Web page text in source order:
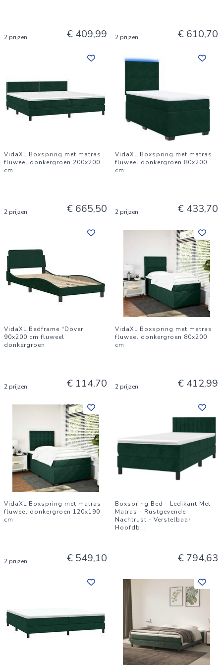
2 prijzen € 409,99 2 prijzen € 610,70
VidaXL Boxspring met matras
fluweel donkergroen 200x200
cm
2 prijzen € 665,50
VidaXL Boxspring met matras
fluweel donkergroen 80x200
cm
2 prijzen € 433,70
VidaXL Bedframe "Dover"
90x200 cm fluweel
donkergroen
2 prijzen € 114,70
VidaXL Boxspring met matras
fluweel donkergroen 80x200
cm
2 prijzen € 412,99
VidaXL Boxspring met matras
fluweel donkergroen 120x190
cm
2 prijzen € 549,10
Boxspring Bed - Ledikant Met
Matras - Rustgevende
Nachtrust - Verstelbaar
Hoofdb...
€ 794,63